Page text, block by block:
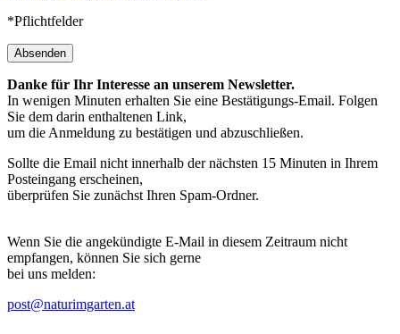
*Pflichtfelder
Absenden
Danke für Ihr Interesse an unserem Newsletter.
In wenigen Minuten erhalten Sie eine Bestätigungs-Email. Folgen
Sie dem darin enthaltenen Link,
um die Anmeldung zu bestätigen und abzuschließen.
Sollte die Email nicht innerhalb der nächsten 15 Minuten in Ihrem
Posteingang erscheinen,
überprüfen Sie zunächst Ihren Spam-Ordner.
Wenn Sie die angekündigte E-Mail in diesem Zeitraum nicht
empfangen, können Sie sich gerne
bei uns melden:
post@naturimgarten.at